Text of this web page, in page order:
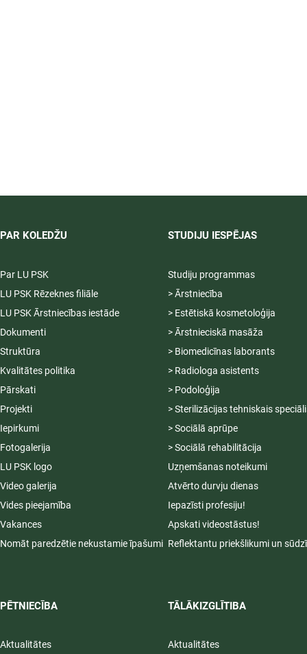
PAR KOLEDŽU
Par LU PSK
LU PSK Rēzeknes filiāle
LU PSK Ārstniecības iestāde
Dokumenti
Struktūra
Kvalitātes politika
Pārskati
Projekti
Iepirkumi
Fotogalerija
LU PSK logo
Video galerija
Vides pieejamība
Vakances
Nomāt paredzētie nekustamie īpašumi
PĒTNIECĪBA
Aktualitātes
STUDIJU IESPĒJAS
Studiju programmas
> Ārstniecība
> Estētiskā kosmetoloģija
> Ārstnieciskā masāža
> Biomedicīnas laborants
> Radiologa asistents
> Podoloģija
> Sterilizācijas tehniskais
> Sociālā aprūpe
> Sociālā rehabilitācija
Uzņemšanas noteikumi
Atvērto durvju dienas
Iepazīsti profesiju!
Apskati videostāstus!
Reflektantu priekšlikumi un
TĀLĀKIZGLĪTIBA
Aktualitātes